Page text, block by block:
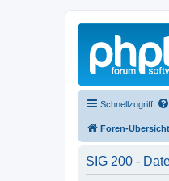
Schnellzugriff
Foren-Übersicht
SIG 200 -